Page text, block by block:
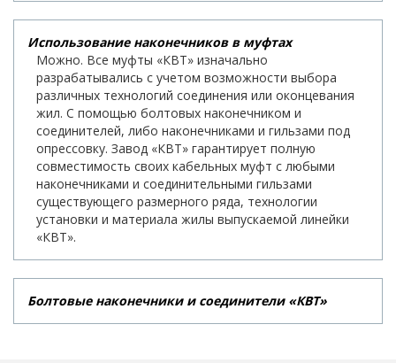
Использование наконечников в муфтах
Можно. Все муфты «КВТ» изначально
разрабатывались с учетом возможности выбора
различных технологий соединения или оконцевания
жил. С помощью болтовых наконечником и
соединителей, либо наконечниками и гильзами под
опрессовку. Завод «КВТ» гарантирует полную
совместимость своих кабельных муфт с любыми
наконечниками и соединительными гильзами
существующего размерного ряда, технологии
установки и материала жилы выпускаемой линейки
«КВТ».
Болтовые наконечники и соединители «КВТ»